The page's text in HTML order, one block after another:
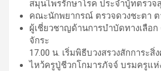
สมุนไพรรักษาโรค ประจำบู้ทตรวจ
คณะนักพยากรณ์ ตรวจดวงชะตา
ผู้เชี่ยวชาญด้านการบำบัดทางเลือ
จักระ
17.00 น. เริ่มพิธีบวงสรวงสักการะสิ่
ไหว้ครูปู่ชีวกโกมารภัจจ์ บรมครูแ